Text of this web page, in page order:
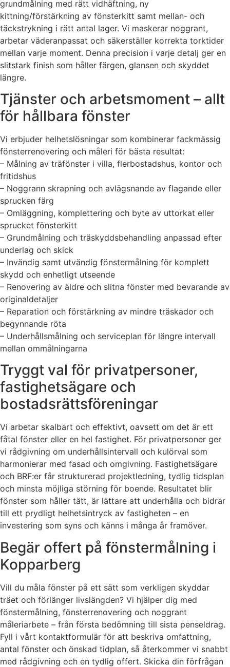
grundmålning med rätt vidhäftning, ny
kittning/förstärkning av fönsterkitt samt mellan- och
täckstrykning i rätt antal lager. Vi maskerar noggrant,
arbetar väderanpassat och säkerställer korrekta torktider
mellan varje moment. Denna precision i varje detalj ger en
slitstark finish som håller färgen, glansen och skyddet
längre.
Tjänster och arbetsmoment – allt
för hållbara fönster
Vi erbjuder helhetslösningar som kombinerar fackmässig
fönsterrenovering och måleri för bästa resultat:
– Målning av träfönster i villa, flerbostadshus, kontor och
fritidshus
– Noggrann skrapning och avlägsnande av flagande eller
sprucken färg
– Omläggning, komplettering och byte av uttorkat eller
sprucket fönsterkitt
– Grundmålning och träskyddsbehandling anpassad efter
underlag och skick
– Invändig samt utvändig fönstermålning för komplett
skydd och enhetligt utseende
– Renovering av äldre och slitna fönster med bevarande av
originaldetaljer
– Reparation och förstärkning av mindre träskador och
begynnande röta
– Underhållsmålning och serviceplan för längre intervall
mellan ommålningarna
Tryggt val för privatpersoner,
fastighetsägare och
bostadsrättsföreningar
Vi arbetar skalbart och effektivt, oavsett om det är ett
fåtal fönster eller en hel fastighet. För privatpersoner ger
vi rådgivning om underhållsintervall och kulörval som
harmonierar med fasad och omgivning. Fastighetsägare
och BRF:er får strukturerad projektledning, tydlig tidsplan
och minsta möjliga störning för boende. Resultatet blir
fönster som håller tätt, är lättare att underhålla och bidrar
till ett prydligt helhetsintryck av fastigheten – en
investering som syns och känns i många år framöver.
Begär offert på fönstermålning i
Kopparberg
Vill du måla fönster på ett sätt som verkligen skyddar
träet och förlänger livslängden? Vi hjälper dig med
fönstermålning, fönsterrenovering och noggrant
måleriarbete – från första bedömning till sista penseldrag.
Fyll i vårt kontaktformulär för att beskriva omfattning,
antal fönster och önskad tidplan, så återkommer vi snabbt
med rådgivning och en tydlig offert. Skicka din förfrågan